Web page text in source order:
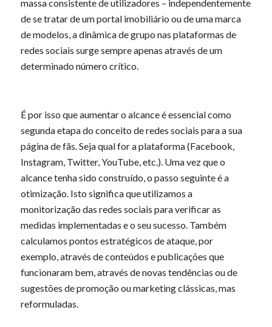
massa consistente de utilizadores – independentemente
de se tratar de um portal imobiliário ou de uma marca
de modelos, a dinâmica de grupo nas plataformas de
redes sociais surge sempre apenas através de um
determinado número crítico.
É por isso que aumentar o alcance é essencial como
segunda etapa do conceito de redes sociais para a sua
página de fãs. Seja qual for a plataforma (Facebook,
Instagram, Twitter, YouTube, etc.). Uma vez que o
alcance tenha sido construído, o passo seguinte é a
otimização. Isto significa que utilizamos a
monitorização das redes sociais para verificar as
medidas implementadas e o seu sucesso. Também
calculamos pontos estratégicos de ataque, por
exemplo, através de conteúdos e publicações que
funcionaram bem, através de novas tendências ou de
sugestões de promoção ou marketing clássicas, mas
reformuladas.